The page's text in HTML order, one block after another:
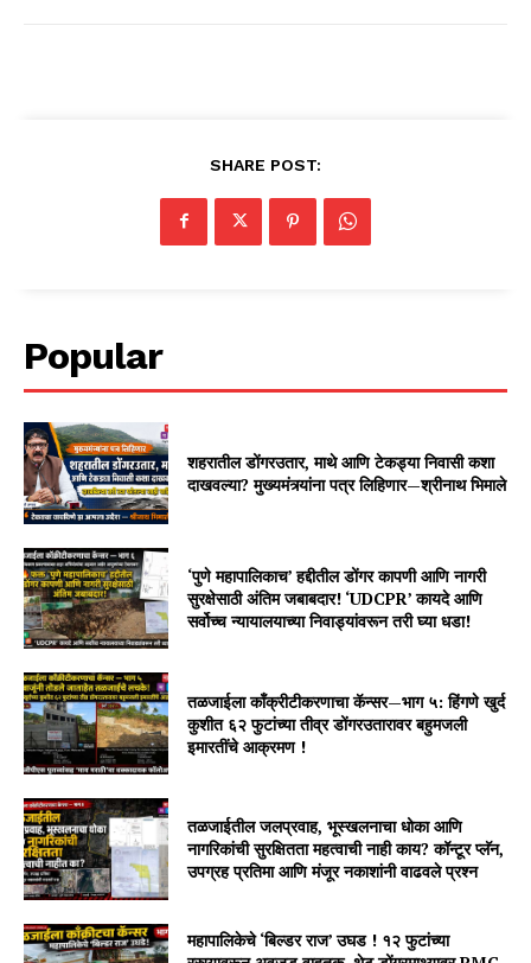
SHARE POST:
Popular
शहरातील डोंगरउतार, माथे आणि टेकड्या निवासी कशा
दाखवल्या? मुख्यमंत्र्यांना पत्र लिहिणार—श्रीनाथ भिमाले
‘पुणे महापालिकाच’ हद्दीतील डोंगर कापणी आणि नागरी
सुरक्षेसाठी अंतिम जबाबदार! ‘UDCPR’ कायदे आणि
सर्वोच्च न्यायालयाच्या निवाड्यांवरून तरी घ्या धडा!
तळजाईला काँक्रीटीकरणाचा कॅन्सर—भाग ५: हिंगणे खुर्द
कुशीत ६२ फुटांच्या तीव्र डोंगरउतारावर बहुमजली
इमारतींचे आक्रमण !
तळजाईतील जलप्रवाह, भूस्खलनाचा धोका आणि
नागरिकांची सुरक्षितता महत्वाची नाही काय? कॉन्टूर प्लॅन,
उपग्रह प्रतिमा आणि मंजूर नकाशांनी वाढवले प्रश्न
महापालिकेचे ‘बिल्डर राज’ उघड ! १२ फुटांच्या